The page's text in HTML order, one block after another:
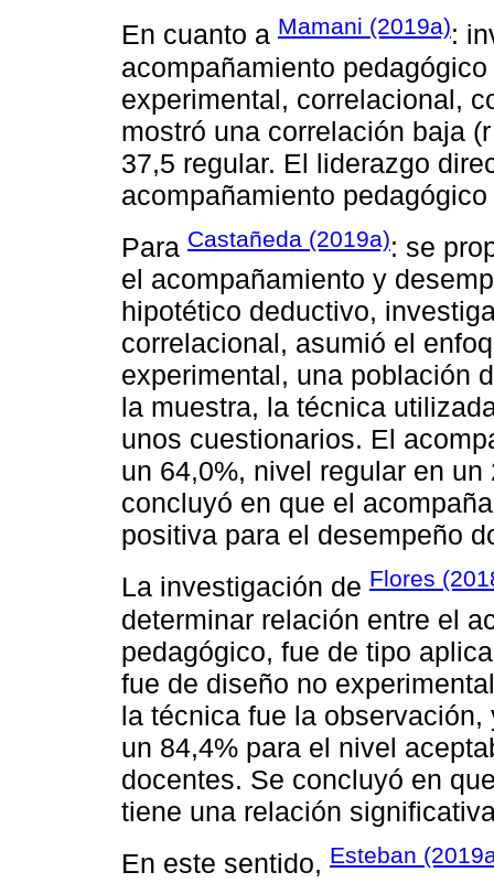
En cuanto a Mamani (2019a):
acompañamiento
experimental, correlacional,
mostró una correlación baja
37,5 regular. El liderazgo
acompañamiento
Para Castañeda (2019a): se
el acompañamiento y
hipotético deductivo,
correlacional, asumió el
experimental, una población
la muestra, la técnica
unos cuestionarios. El
un 64,0%, nivel regular en
concluyó en que el
positiva para el desempeño
La investigación de Flores
determinar relación entre el
pedagógico, fue de tipo
fue de diseño no
la técnica fue la
un 84,4% para el nivel
docentes. Se concluyó en
tiene una relación
En este sentido, Esteban